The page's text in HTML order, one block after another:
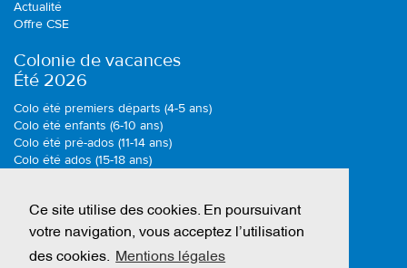
Ce site utilise des cookies. En poursuivant
votre navigation, vous acceptez l’utilisation
des cookies. Mentions légales
Actualité
Offre CSE
Colonie de vacances
Été 2026
Colo été premiers départs (4-5 ans)
Colo été enfants (6-10 ans)
Colo été pré-ados (11-14 ans)
Colo été ados (15-18 ans)
Toussaint 2026
Colo toussaint premiers départs (4-5 ans)
Colo toussaint enfants (6-10 ans)